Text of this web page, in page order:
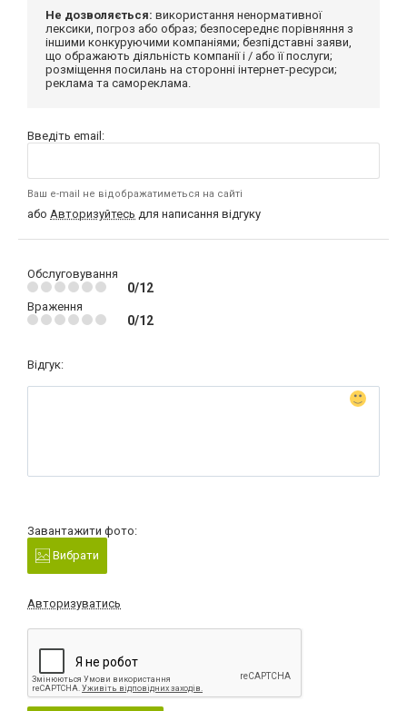
Не дозволяється: використання ненормативної
лексики, погроз або образ; безпосереднє порівняння з
іншими конкуруючими компаніями; безпідставні заяви,
що ображають діяльність компанії і / або її послуги;
розміщення посилань на сторонні інтернет-ресурси;
реклама та самореклама.
Введіть email:
Ваш e-mail не відображатиметься на сайті
або Авторизуйтесь для написання відгуку
Обслуговування
0/12
Враження
0/12
Відгук:
Завантажити фото:
Вибрати
Авторизуватись